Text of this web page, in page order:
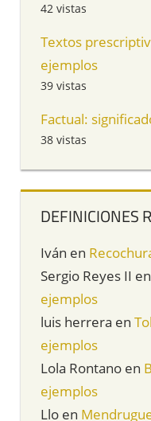
42 vistas
Textos
ejemplos
39 vistas
Factual:
38 vistas
DEFINICIONES
Iván en
Sergio Reyes II en
ejemplos
luis herrera en
ejemplos
Lola Rontano en
ejemplos
Llo en